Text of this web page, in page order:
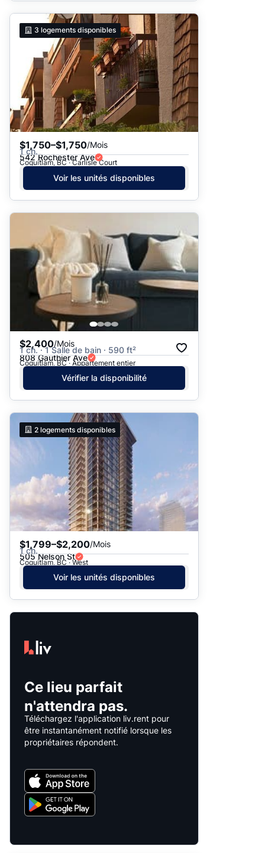
3 logements disponibles
$1,750–$1,750/Mois
1 ch.
542 Rochester Ave
Coquitlam, BC · Carlisle Court
Voir les unités disponibles
$2,400/Mois
1 ch. · 1 Salle de bain · 590 ft²
808 Gauthier Ave
Coquitlam, BC · Appartement entier
Vérifier la disponibilité
2 logements disponibles
$1,799–$2,200/Mois
1 ch.
505 Nelson St
Coquitlam, BC · West
Voir les unités disponibles
Ce lieu parfait
n'attendra pas.
Téléchargez l'application liv.rent pour
être instantanément notifié lorsque les
propriétaires répondent.